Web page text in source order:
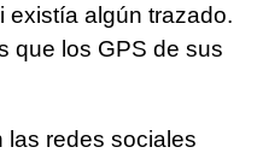
existía algún trazado.
que los GPS de sus
las redes sociales